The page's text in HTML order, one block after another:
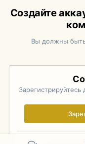
Создайте
Вы должны быть
Зарегистрируйтесь